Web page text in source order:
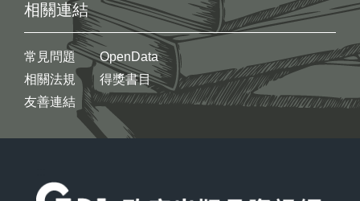
相關連結
常見問題
相關法規
友善連結
OpenData
得獎書目